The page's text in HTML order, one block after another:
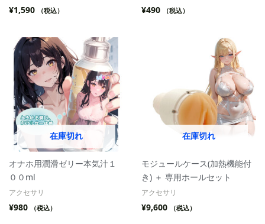
¥1,590 （税込） ¥490 （税込）
在庫切れ
オナホ用潤滑ゼリー本気汁１
００ml
アクセサリ
¥980 （税込）
在庫切れ
モジュールケース(加熱機能付
き) ＋ 専用ホールセット
アクセサリ
¥9,600 （税込）